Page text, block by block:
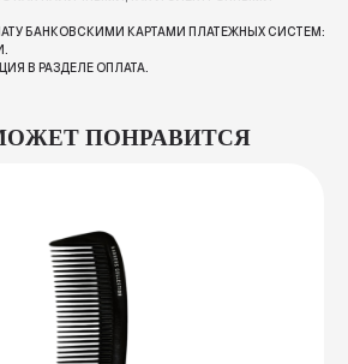
БАНКОВСКИМИ КАРТАМИ ПЛАТЕЖНЫХ СИСТЕМ:
В РАЗДЕЛЕ ОПЛАТА.
ПОНРАВИТСЯ